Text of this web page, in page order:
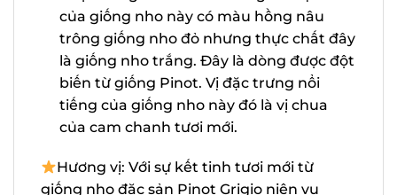
của giống nho này có màu hồng nâu
trông giống nho đỏ nhưng thực chất
đây là giống nho trắng. Đây là dòng
được đột biến từ giống Pinot. Vị đặc
trưng nổi tiếng của giống nho này đó
là vị chua của cam chanh tươi mới.
Hương vị: Với sự kết tinh tươi mới từ
giống nho đặc sản Pinot Grigio niên vụ